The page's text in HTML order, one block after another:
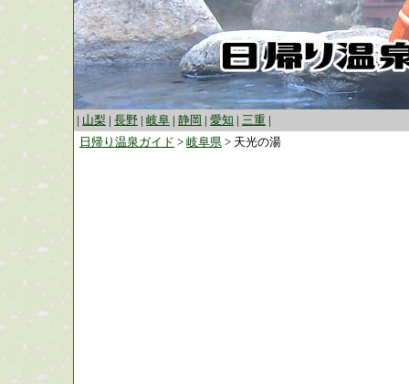
| 山梨 | 長野 | 岐阜 | 静岡 | 愛知 | 三重 |
日帰り温泉ガイド > 岐阜県 > 天光の湯